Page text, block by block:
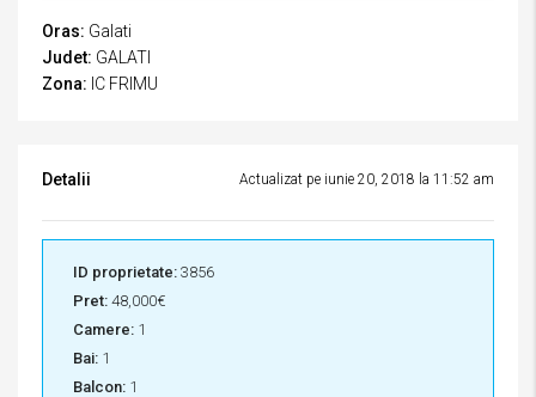
Oras: Galati
Judet: GALATI
Zona: IC FRIMU
Detalii Actualizat pe iunie 20, 2018 la 11:52 am
ID proprietate: 3856
Pret: 48,000€
Camere: 1
Bai: 1
Balcon: 1